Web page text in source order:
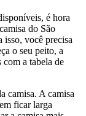
é hora
do São
isso, você precisa
o seu peito, a
a tabela de
camisa. A camisa
ficar larga